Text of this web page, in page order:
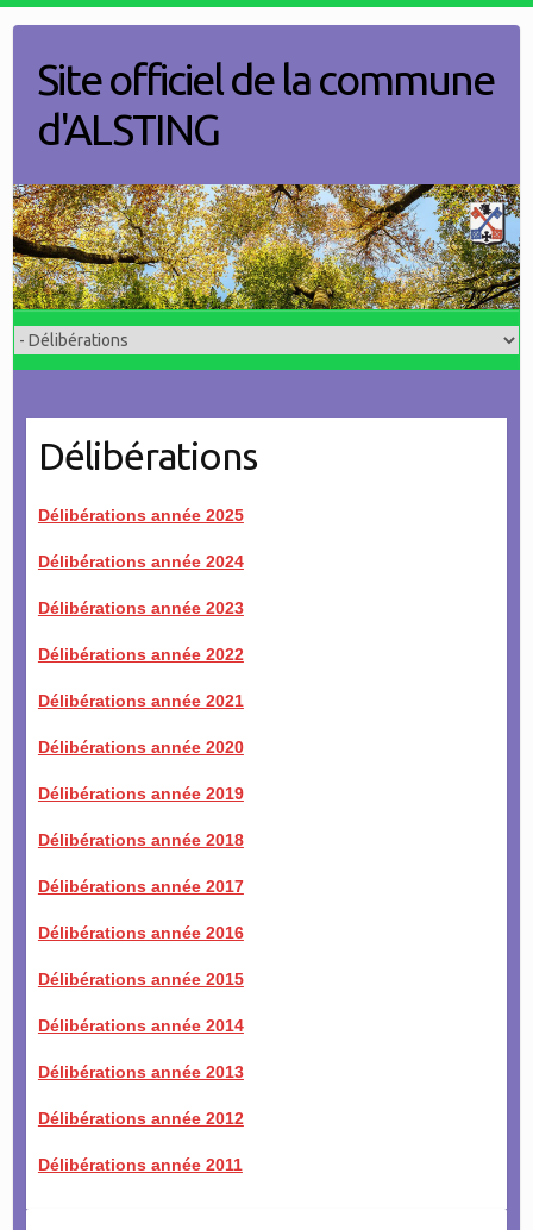
contentSite officiel de la commune
d'ALSTING
Délibérations
Délibérations année 2025
Délibérations année 2024
Délibérations année 2023
Délibérations année 2022
Délibérations année 2021
Délibérations année 2020
Délibérations année 2019
Délibérations année 2018
Délibérations année 2017
Délibérations année 2016
Délibérations année 2015
Délibérations année 2014
Délibérations année 2013
Délibérations année 2012
Délibérations année 2011